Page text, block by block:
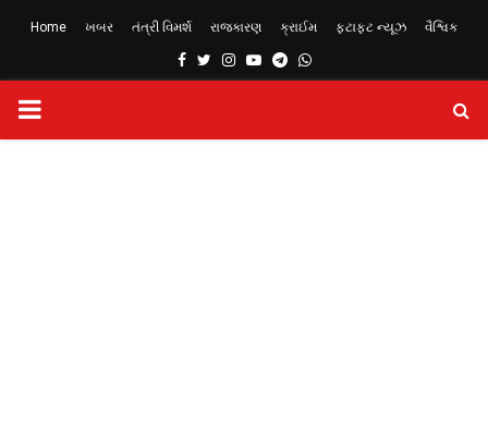
Home ખબર તંત્રી વિમર્શ રાજકારણ ક્રાઈમ ફટાફટ ન્યૂઝ વૈશ્વિક
Facebook
TwitterInstagram
YoutubeTelegram
Whatsapp
PRIMARY